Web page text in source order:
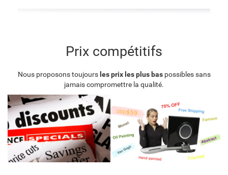
Prix compétitifs
Nous proposons toujours les prix les plus baspossibles sans
jamais compromettre la qualité.